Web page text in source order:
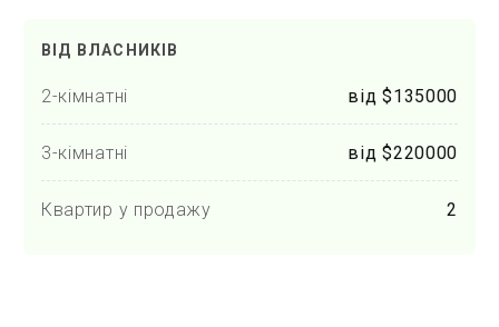
ВІД ВЛАСНИКІВ
2-кімнатні від $135000
3-кімнатні від $220000
Квартир у продажу 2